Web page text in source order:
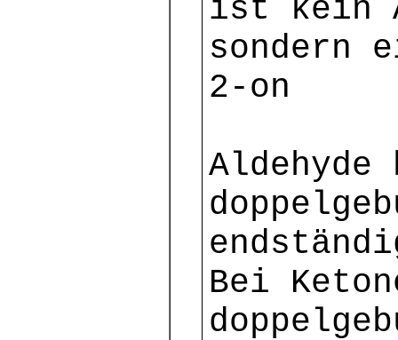
ist kein
sondern
2-on
Aldehyde
Bei